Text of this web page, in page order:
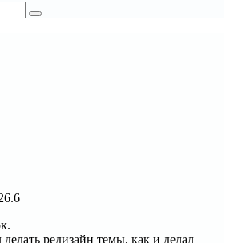
редизайн темы, как и делал